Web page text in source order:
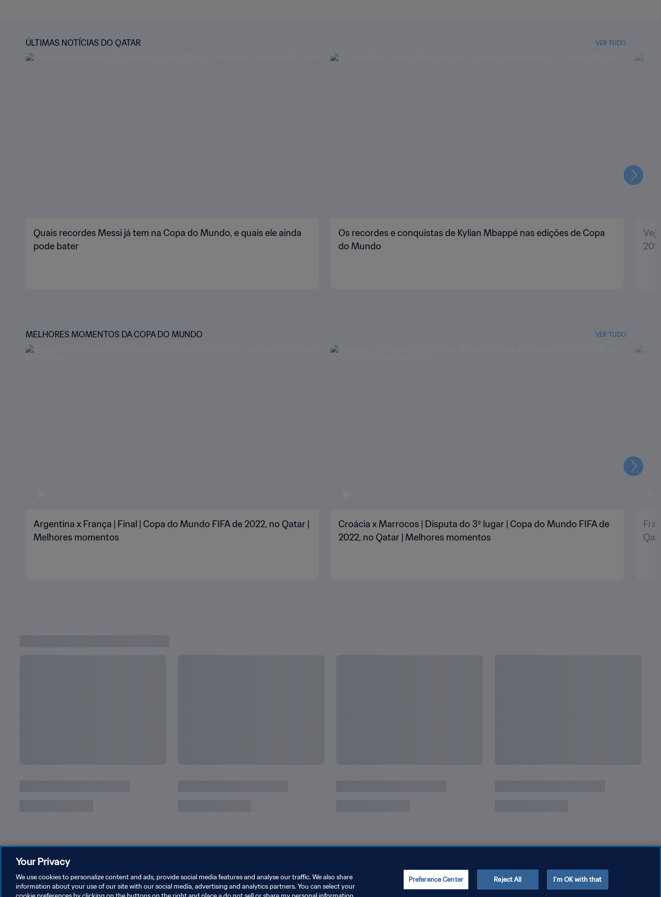
ÚLTIMAS NOTÍCIAS DO QATAR VER TUDO
Quais recordes Messi já tem na Copa do Mundo, e quais ele ainda
pode bater
Os recordes e conquistas de Kylian Mbappé nas edições de Copa
do Mundo
MELHORES MOMENTOS DA COPA DO MUNDO VER TUDO
Argentina x França | Final | Copa do Mundo FIFA de 2022, no Qatar |
Melhores momentos
Croácia x Marrocos | Disputa do 3º lugar | Copa do Mundo FIFA de
2022, no Qatar | Melhores momentos
Your Privacy
We use cookies to personalize content and ads, provide social media features and analyse our traffic. We also share
information about your use of our site with our social media, advertising and analytics partners. You can select your
Preference Center Reject All I'm OK with that